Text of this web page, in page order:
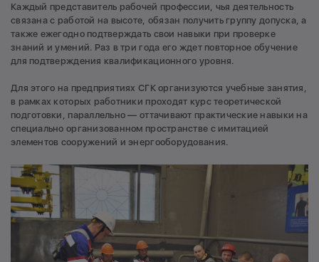
Каждый представитель рабочей профессии, чья деятельность
связана с работой на высоте, обязан получить группу допуска, а
также ежегодно подтверждать свои навыки при проверке
знаний и умений. Раз в три года его ждет повторное обучение
для подтверждения квалификационного уровня.
Для этого на предприятиях СГК организуются учебные занятия,
в рамках которых работники проходят курс теоретической
подготовки, параллельно — оттачивают практические навыки на
специально организованном пространстве с имитацией
элементов сооружений и энергооборудования.